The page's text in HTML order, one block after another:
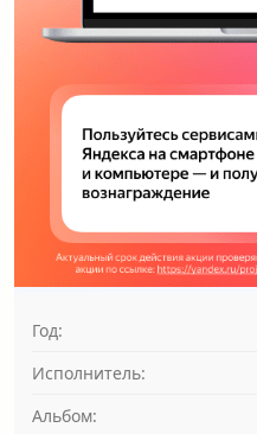
Год:
Исполнитель:
Альбом: